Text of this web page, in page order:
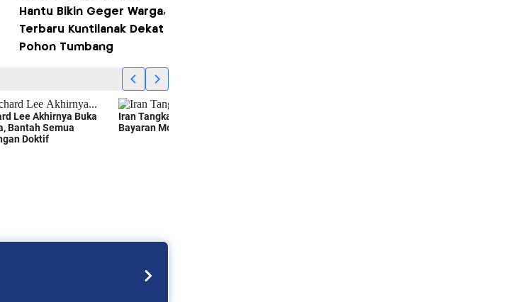
Hantu Bikin Geger Warga,
Terbaru Kuntilanak Dekat
Pohon Tumbang